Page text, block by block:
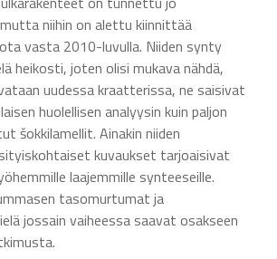
niihin on alettu kiinnittää
vasta 2010-luvulla. Niiden synty
heikosti, joten olisi mukava nähdä,
uudessa kraatterissa, ne saisivat
huolellisen analyysin kuin paljon
šokkilamellit. Ainakin niiden
kuvaukset tarjoaisivat
laajemmille synteeseille.
tasomurtumat ja
jossain vaiheessa saavat osakseen